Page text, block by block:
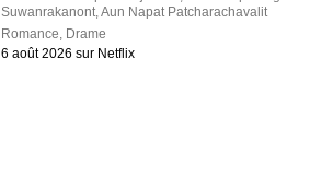
Suwanrakanont,Aun Napat Patcharachavalit
Romance, Drame
6 août 2026 sur Netflix